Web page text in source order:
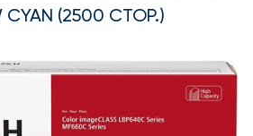
CYAN (2500 СТОР.)